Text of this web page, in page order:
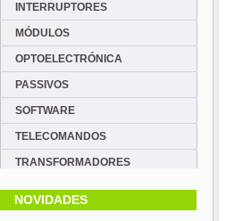
INTERRUPTORES
MÓDULOS
OPTOELECTRÓNICA
PASSIVOS
SOFTWARE
TELECOMANDOS
TRANSFORMADORES
NOVIDADES